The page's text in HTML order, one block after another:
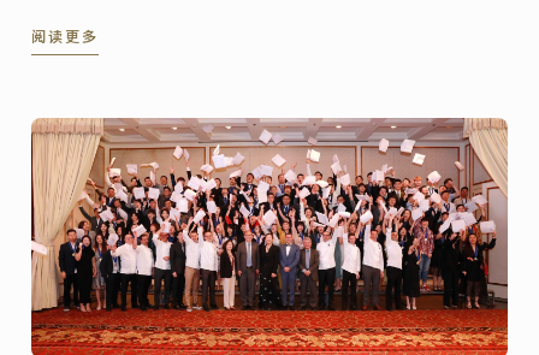
阅读更多